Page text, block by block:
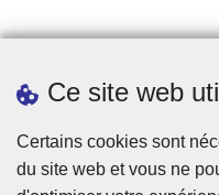
Ce site web
Certains cookies sont
du site web et vous ne
e
r
c
é